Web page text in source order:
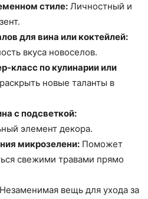
стиле: Личностный и
для вина или коктейлей:
вкуса новоселов.
класс по кулинарии или
новые таланты в
с подсветкой:
элемент декора.
микрозелени: Поможет
свежими травами прямо
Незаменимая вещь для ухода за